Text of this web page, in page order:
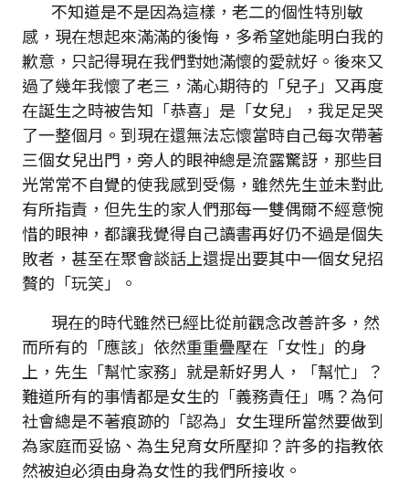
不知道是不是因為這樣，老二的個性特別敏
感，現在想起來滿滿的後悔，多希望她能明白我的
歉意，只記得現在我們對她滿懷的愛就好。後來又
過了幾年我懷了老三，滿心期待的「兒子」又再度
在誕生之時被告知「恭喜」是「女兒」，我足足哭
了一整個月。到現在還無法忘懷當時自己每次帶著
三個女兒出門，旁人的眼神總是流露驚訝，那些目
光常常不自覺的使我感到受傷，雖然先生並未對此
有所指責，但先生的家人們那每一雙偶爾不經意惋
惜的眼神，都讓我覺得自己讀書再好仍不過是個失
敗者，甚至在聚會談話上還提出要其中一個女兒招
贅的「玩笑」。
現在的時代雖然已經比從前觀念改善許多，然
而所有的「應該」依然重重疊壓在「女性」的身
上，先生「幫忙家務」就是新好男人，「幫忙」？
難道所有的事情都是女生的「義務責任」嗎？為何
社會總是不著痕跡的「認為」女生理所當然要做到
為家庭而妥協、為生兒育女所壓抑？許多的指教依
然被迫必須由身為女性的我們所接收。